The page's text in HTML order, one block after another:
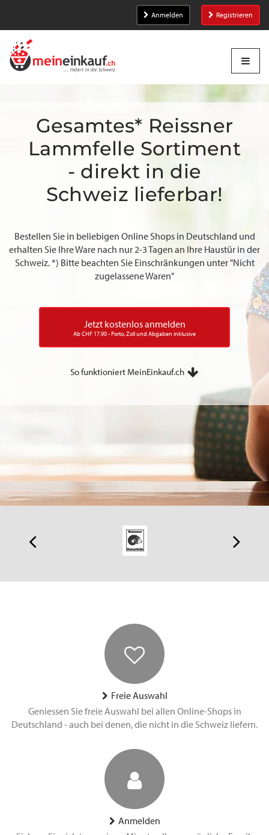
Anmelden Registrieren
Gesamtes* Reissner
Lammfelle Sortiment
- direkt in die
Schweiz lieferbar!
Bestellen Sie in beliebigen Online Shops in Deutschland und
erhalten Sie Ihre Ware nach nur 2-3 Tagen an Ihre Haustür in der
Schweiz. *) Bitte beachten Sie Einschränkungen unter "Nicht
zugelassene Waren"
Jetzt kostenlos anmelden
Ab CHF 17.90 - Porto, Zoll und Abgaben inklusive
So funktioniert MeinEinkauf.ch
Freie Auswahl
Geniessen Sie freie Auswahl bei allen Online-Shops in
Deutschland - auch bei denen, die nicht in die Schweiz liefern.
Anmelden